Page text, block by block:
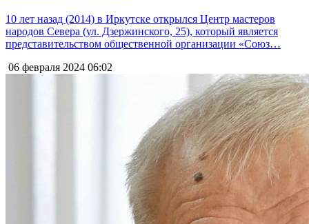
10 лет назад (2014) в Иркутске открылся Центр мастеров
народов Севера (ул. Дзержинского, 25), который является
представительством общественной организации «Союз…
06 февраля 2024 06:02